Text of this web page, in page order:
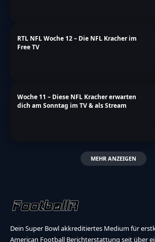
RTL NFL Woche 12 – Die NFL Kracher im
Free TV
Woche 11 – Diese NFL Kracher erwarten
dich am Sonntag im TV & als Stream
MEHR ANZEIGEN
Dein Super Bowl akkreditiertes Medium für
American Football Berichterstattung seit über